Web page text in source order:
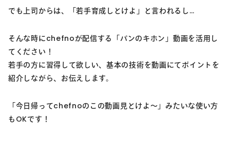
でも上司からは、「若手育成しとけよ」と言われるし…
そんな時にchefnoが配信する「パンのキホン」動画を活用し
てください！
若手の方に習得して欲しい、基本の技術を動画にてポイントを
紹介しながら、お伝えします。
「今日帰ってchefnoのこの動画見とけよ～」みたいな使い方
もOKです！